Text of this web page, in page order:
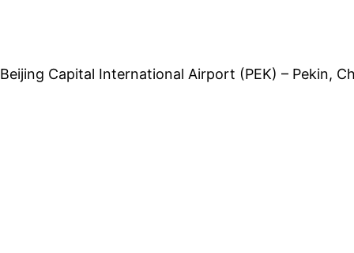
Beijing Capital International Airport (PEK) – Pekin,